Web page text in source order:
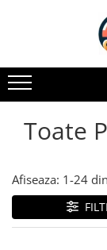
Toate
Accesorii pentru
Accesorii pentru
Alte accesorii
Biti,
Mixere pentru
Panze pentru
Toate
Afiseaza: 1-24 din